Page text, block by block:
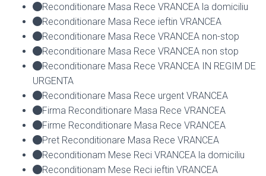
Reconditionare Masa Rece VRANCEA la domiciliu
Reconditionare Masa Rece ieftin VRANCEA
Reconditionare Masa Rece VRANCEA non-stop
Reconditionare Masa Rece VRANCEA non stop
Reconditionare Masa Rece VRANCEA IN REGIM DE
URGENTA
Reconditionare Masa Rece urgent VRANCEA
Firma Reconditionare Masa Rece VRANCEA
Firme Reconditionare Masa Rece VRANCEA
Pret Reconditionare Masa Rece VRANCEA
Reconditionam Mese Reci VRANCEA la domiciliu
Reconditionam Mese Reci ieftin VRANCEA